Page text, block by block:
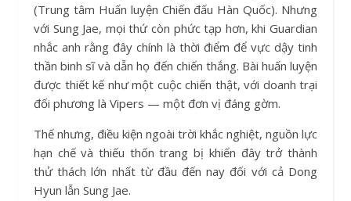
(Trung tâm Huấn luyện Chiến đấu Hàn Quốc). Nhưng
với Sung Jae, mọi thứ còn phức tạp hơn, khi Guardian
nhắc anh rằng đây chính là thời điểm để vực dậy tinh
thần binh sĩ và dẫn họ đến chiến thắng. Bài huấn luyện
được thiết kế như một cuộc chiến thật, với doanh trại
đối phương là Vipers — một đơn vị đáng gờm.
Thế nhưng, điều kiện ngoài trời khắc nghiệt, nguồn lực
hạn chế và thiếu thốn trang bị khiến đây trở thành
thử thách lớn nhất từ đầu đến nay đối với cả Dong
Hyun lẫn Sung Jae.